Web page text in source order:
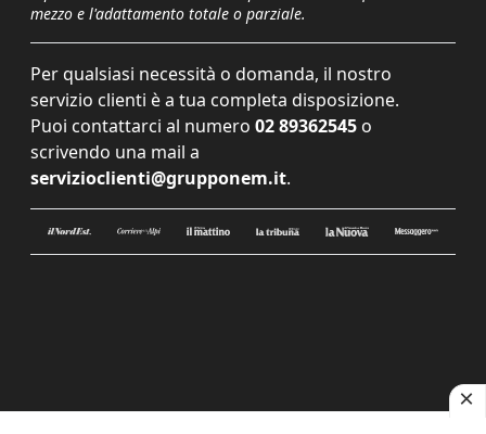
mezzo e l'adattamento totale o parziale.
Per qualsiasi necessità o domanda, il nostro
servizio clienti è a tua completa disposizione.
Puoi contattarci al numero 02 89362545 o
scrivendo una mail a
servizioclienti@grupponem.it.